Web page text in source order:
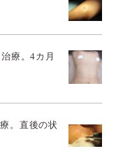
療。4カ月
。直後の状